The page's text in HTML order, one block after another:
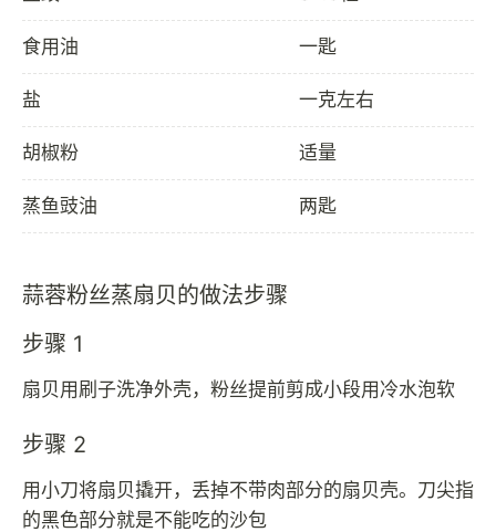
食用油 一匙
盐 一克左右
胡椒粉 适量
蒸鱼豉油 两匙
蒜蓉粉丝蒸扇贝的做法步骤
步骤 1
扇贝用刷子洗净外壳，粉丝提前剪成小段用冷水泡软
步骤 2
用小刀将扇贝撬开，丢掉不带肉部分的扇贝壳。刀尖指
的黑色部分就是不能吃的沙包